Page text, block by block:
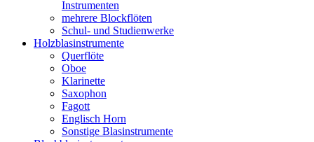
Instrumenten
mehrere Blockflöten
Schul- und Studienwerke
Holzblasinstrumente
Querflöte
Oboe
Klarinette
Saxophon
Fagott
Englisch Horn
Sonstige Blasinstrumente